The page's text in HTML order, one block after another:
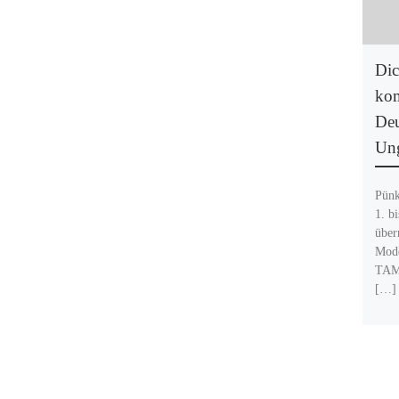
1.
[…]